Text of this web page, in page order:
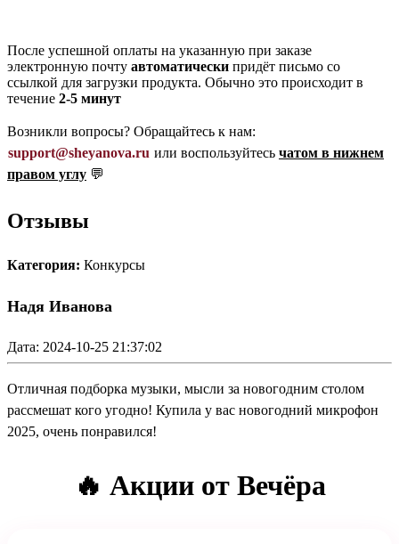
После успешной оплаты на указанную при заказе
электронную почту автоматически придёт письмо со
ссылкой для загрузки продукта. Обычно это происходит в
течение 2-5 минут
Возникли вопросы? Обращайтесь к нам:
support@sheyanova.ru или воспользуйтесь чатом в нижнем
правом углу 💬
Отзывы
Категория: Конкурсы
Надя Иванова
Дата: 2024-10-25 21:37:02
Отличная подборка музыки, мысли за новогодним столом
рассмешат кого угодно! Купила у вас новогодний микрофон
2025, очень понравился!
🔥 Акции от Вечёра